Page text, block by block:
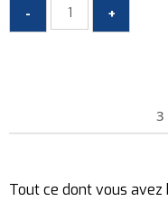
3
Tout ce dont vous